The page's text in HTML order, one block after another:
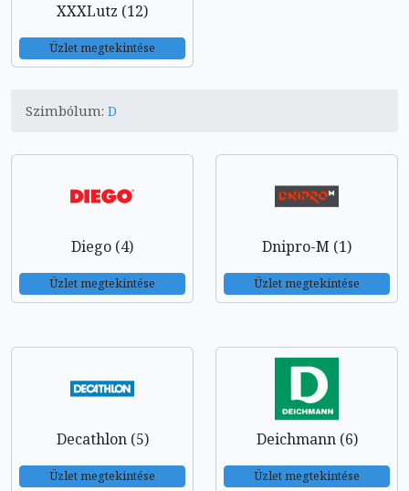
XXXLutz (12)
Üzlet megtekintése
Szimbólum: D
Diego (4)
Üzlet megtekintése
Dnipro-M (1)
Üzlet megtekintése
Decathlon (5)
Üzlet megtekintése
Deichmann (6)
Üzlet megtekintése